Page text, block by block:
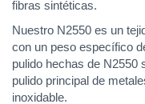
fibras sintéticas.
Nuestro N2550 es un
con un peso específico
pulido hechas de N2550
pulido principal de
inoxidable.